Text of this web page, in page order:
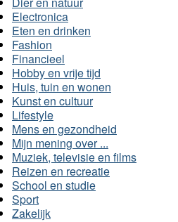
Electronica
Eten en drinken
Fashion
Financieel
Hobby en vrije tijd
Huis, tuin en wonen
Kunst en cultuur
Lifestyle
Mens en gezondheid
Mijn mening over ...
Muziek, televisie en films
Reizen en recreatie
School en studie
Sport
Zakelijk